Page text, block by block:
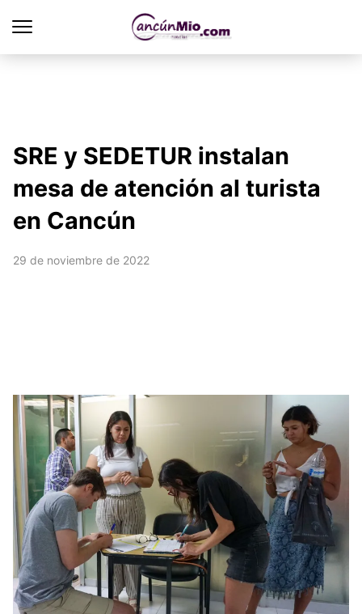
SRE y SEDETUR instalan
mesa de atención al turista
en Cancún
29 de noviembre de 2022